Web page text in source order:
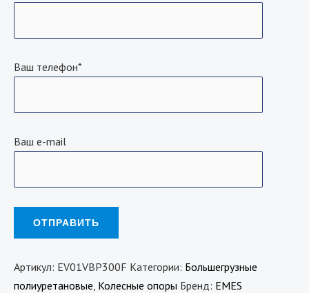
Ваш телефон*
Ваш e-mail
Артикул: EV01VBP300F Категории: Большегрузные
полиуретановые Колесные опоры Бренд: EMES